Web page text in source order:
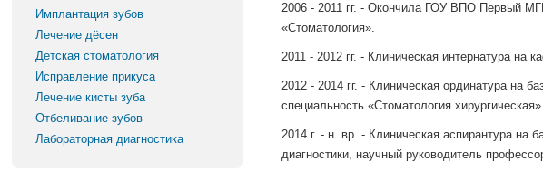
Имплантация зубов
Лечение дёсен
Детская стоматология
Исправление прикуса
Лечение кисты зуба
Отбеливание зубов
Лабораторная диагностика
2006 - 2011 гг. - Окончила ГОУ ВПО Первый
«Стоматология».
2011 - 2012 гг. - Клиническая интернатура
2012 - 2014 гг. - Клиническая ординатура на
специальность «Стоматология хирургическая».
2014 г. - н. вр. - Клиническая аспирантура
диагностики, научный руководитель